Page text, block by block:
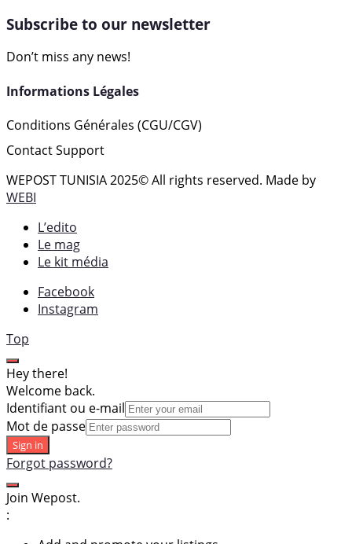
Subscribe to our newsletter
Don’t miss any news!
Informations Légales
Conditions Générales (CGU/CGV)
Contact Support
WEPOST TUNISIA 2025© All rights reserved. Made by
WEBI
L’edito
Le mag
Le kit média
Facebook
Instagram
Top
Hey there!
Welcome back.
Identifiant ou e-mail
Mot de passe
Sign in
Forgot password?
Join Wepost.
: